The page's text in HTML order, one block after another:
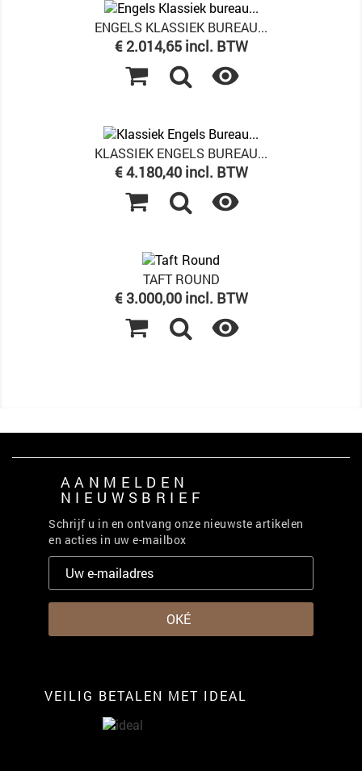
ENGELS KLASSIEK BUREAU...
Prijs
€ 2.014,65 incl. BTW

KLASSIEK ENGELS BUREAU...
Prijs
€ 4.180,40 incl. BTW

TAFT ROUND
Prijs
€ 3.000,00 incl. BTW

AANMELDEN
NIEUWSBRIEF
Schrijf u in en ontvang onze nieuwste artikelen
en acties in uw e-mailbox
VEILIG BETALEN MET IDEAL